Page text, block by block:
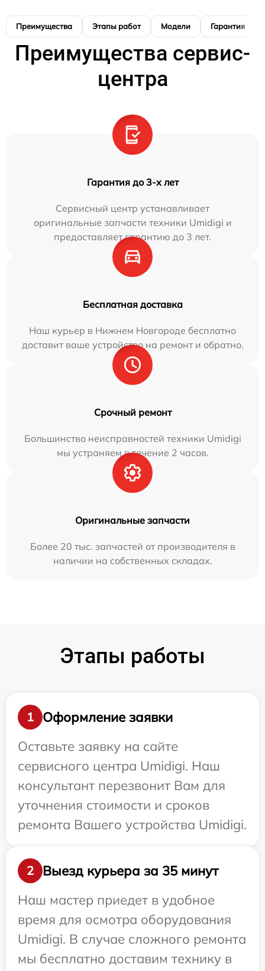
Преимущества Этапы работ Модели Гарантия
Преимущества сервис-
центра
Гарантия до 3-х лет
Сервисный центр устанавливает
оригинальные запчасти техники Umidigi и
предоставляет гарантию до 3 лет.
Бесплатная доставка
Наш курьер в Нижнем Новгороде бесплатно
доставит ваше устройство на ремонт и обратно.
Срочный ремонт
Большинство неисправностей техники Umidigi
мы устраняем в течение 2 часов.
Оригинальные запчасти
Более 20 тыс. запчастей от производителя в
наличии на собственных складах.
Этапы работы
1
Оформление заявки
Оставьте заявку на сайте
сервисного центра Umidigi. Наш
консультант перезвонит Вам для
уточнения стоимости и сроков
ремонта Вашего устройства Umidigi.
2
Выезд курьера за 35 минут
Наш мастер приедет в удобное
время для осмотра оборудования
Umidigi. В случае сложного ремонта
мы бесплатно доставим технику в